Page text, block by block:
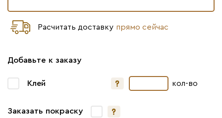
Заказать покраску
Расчитать доставку прямо сейчас
Добавьте к заказу
Клей кол-во